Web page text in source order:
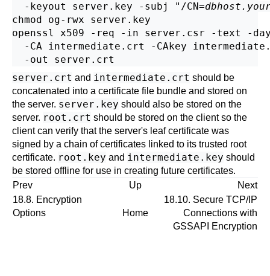
  -keyout server.key -subj "/CN=
chmod og-rwx server.key
openssl x509 -req -in server.csr -text -
-CA intermediate.crt -CAkey
server.crt and intermediate.crt should be
concatenated into a certificate file bundle and stored on
the server. server.key should also be stored on the
server. root.crt should be stored on the client so the
client can verify that the server's leaf certificate was
signed by a chain of certificates linked to its trusted root
certificate. root.key and intermediate.key should
be stored offline for use in creating future certificates.
Prev
Up
Next
18.8. Encryption
Options
Home
18.10. Secure TCP/IP
Connections with
GSSAPI Encryption